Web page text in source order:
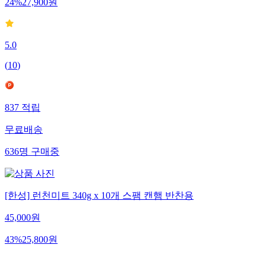
24%27,900원
5.0
(10)
837적립
무료배송
636명구매중
[한성] 런천미트 340g x 10개 스팸 캔햄 반찬용
45,000원
43%25,800원